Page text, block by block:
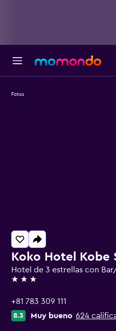
Koko Hotel Kobe
Hotel de 3 estrellas con
3 estrellas
+81 783 309 111
8.3 Muy bueno 624
Fotos